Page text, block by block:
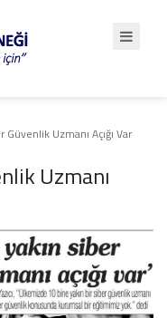
Uzmanı Açığı Var
Uzmanı